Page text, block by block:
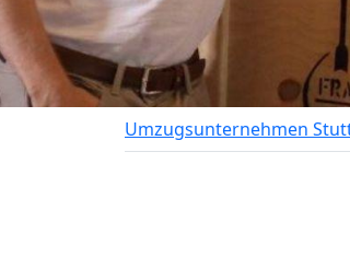
Umzugsunternehmen